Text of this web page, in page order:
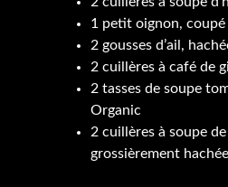
1 petit oignon, coupé
2 gousses d’ail,
2 cuillères à café de
2 tasses de soupe
Organic
2 cuillères à soupe
grossièrement hachée